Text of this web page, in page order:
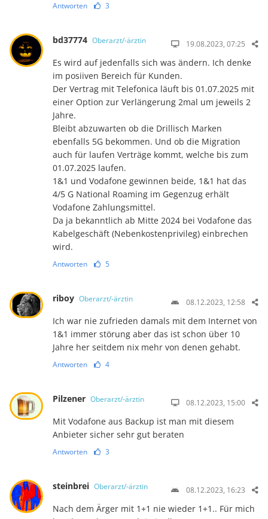
Antworten 3
bd37774 Oberarzt/-ärztin 19.08.2023, 07:25
Es wird auf jedenfalls sich was ändern. Ich denke
im posiiven Bereich für Kunden.
Der Vertrag mit Telefonica läuft bis 01.07.2025 mit
einer Option zur Verlängerung 2mal um jeweils 2
Jahre.
Bleibt abzuwarten ob die Drillisch Marken
ebenfalls 5G bekommen. Und ob die Migration
auch für laufen Verträge kommt, welche bis zum
01.07.2025 laufen.
1&1 und Vodafone gewinnen beide, 1&1 hat das
4/5 G National Roaming im Gegenzug erhält
Vodafone Zahlungsmittel.
Da ja bekanntlich ab Mitte 2024 bei Vodafone das
Kabelgeschäft (Nebenkostenprivileg) einbrechen
wird.
Antworten 5
riboy Oberarzt/-ärztin 08.12.2023, 12:58
Ich war nie zufrieden damals mit dem Internet von
1&1 immer störung aber das ist schon über 10
Jahre her seitdem nix mehr von denen gehabt.
Antworten 4
Pilzener Oberarzt/-ärztin 08.12.2023, 15:00
Mit Vodafone aus Backup ist man mit diesem
Anbieter sicher sehr gut beraten
Antworten 3
steinbrei Oberarzt/-ärztin 08.12.2023, 16:23
Nach dem Ärger mit 1+1 nie wieder 1+1.. Für mich